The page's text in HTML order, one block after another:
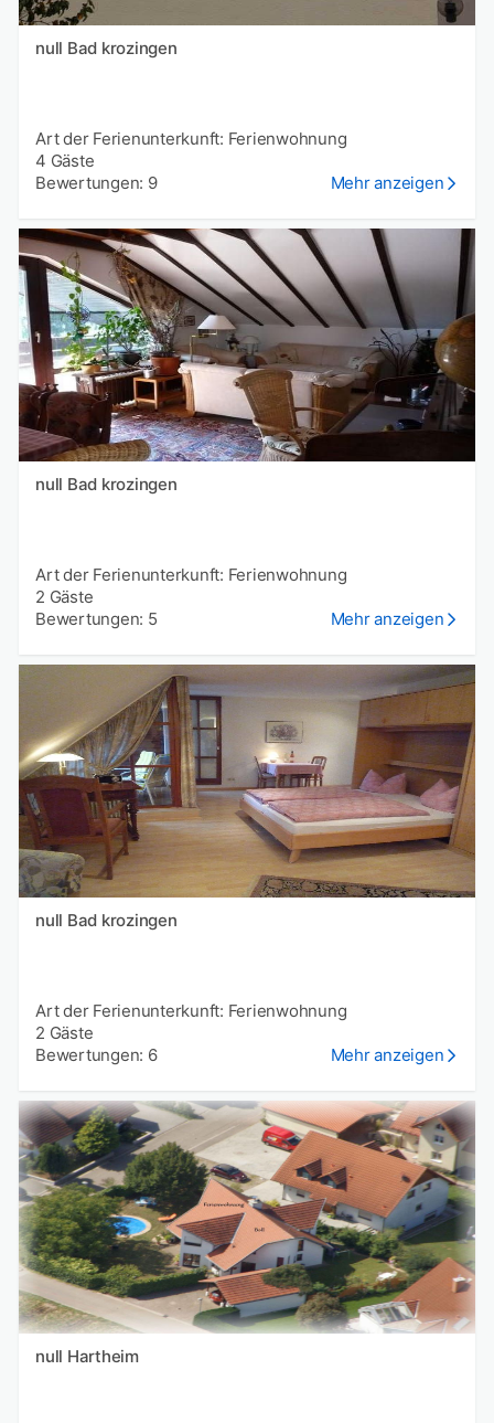
null Bad krozingen
Art der Ferienunterkunft: Ferienwohnung
4 Gäste
Bewertungen: 9
Mehr anzeigen
null Bad krozingen
Art der Ferienunterkunft: Ferienwohnung
2 Gäste
Bewertungen: 5
Mehr anzeigen
null Bad krozingen
Art der Ferienunterkunft: Ferienwohnung
2 Gäste
Bewertungen: 6
Mehr anzeigen
null Hartheim